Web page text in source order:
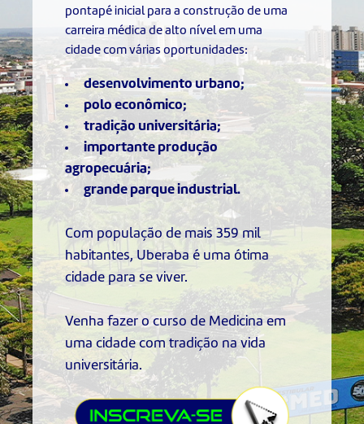
pontapé inicial para a construção de uma
carreira médica de alto nível em uma
cidade com várias oportunidades:
desenvolvimento urbano;
polo econômico;
tradição universitária;
importante produção
agropecuária;
grande parque industrial.
Com população de mais 359 mil
habitantes, Uberaba é uma ótima
cidade para se viver.
Venha fazer o curso de Medicina em
uma cidade com tradição na vida
universitária.